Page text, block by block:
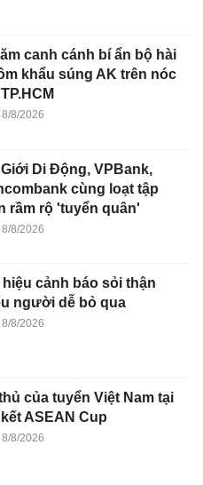
canh cánh bí ẩn bộ hài
khẩu súng AK trên nóc
8/2026
Di Động, VPBank,
cùng loạt tập
rầm rộ 'tuyển quân'
8/2026
hiệu cảnh báo sỏi thận
người dễ bỏ qua
8/2026
của tuyển Việt Nam tại
ASEAN Cup
8/2026